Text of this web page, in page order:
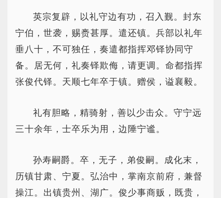
英宗复辟，以礼守边有功，召入觐。封东
宁伯，世袭，赐赉甚厚。遣还镇。兵部以礼年
垂八十，不可独任，奏遣都指挥邓铎协同守
备。居无何，礼奏铎欺侮，请更调。命都指挥
张俊代铎。天顺七年卒于镇。赠侯，谥襄毅。
礼有胆略，精骑射，善以少击众。守宁远
三十余年，士卒乐为用，边陲宁谧。
孙寿嗣爵。卒，无子，弟俊嗣。成化末，
历镇甘肃、宁夏。弘治中，掌南京前府，兼督
操江。出镇贵州、湖广。俊少事商贩，既贵，